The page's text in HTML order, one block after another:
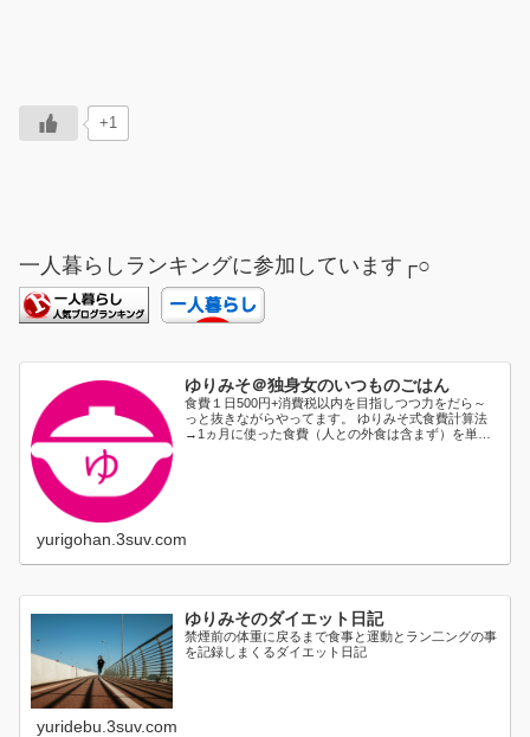
+1
一人暮らしランキングに参加しています┌○
ゆりみそ＠独身女のいつものごはん
食費１日500円+消費税以内を目指しつつ力をだら～
っと抜きながらやってます。 ゆりみそ式食費計算法
→1ヵ月に使った食費（人との外食は含まず）を単純
yurigohan.3suv.com
ゆりみそのダイエット日記
禁煙前の体重に戻るまで食事と運動とラン二ングの事
を記録しまくるダイエット日記
yuridebu.3suv.com